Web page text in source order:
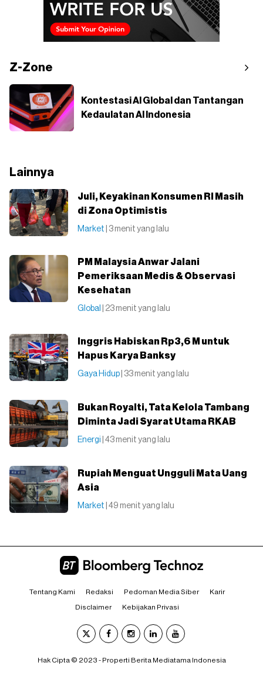
Z-Zone
Kontestasi AI Global dan Tantangan
Kedaulatan AI Indonesia
Lainnya
Juli, Keyakinan Konsumen RI Masih
di Zona Optimistis
Market | 3 menit yang lalu
PM Malaysia Anwar Jalani
Pemeriksaan Medis & Observasi
Kesehatan
Global | 23 menit yang lalu
Inggris Habiskan Rp3,6 M untuk
Hapus Karya Banksy
Gaya Hidup | 33 menit yang lalu
Bukan Royalti, Tata Kelola Tambang
Diminta Jadi Syarat Utama RKAB
Energi | 43 menit yang lalu
Rupiah Menguat Ungguli Mata Uang
Asia
Market | 49 menit yang lalu
Tentang Kami Redaksi Pedoman Media Siber Karir
Disclaimer Kebijakan Privasi
Hak Cipta © 2023 - Properti Berita Mediatama Indonesia